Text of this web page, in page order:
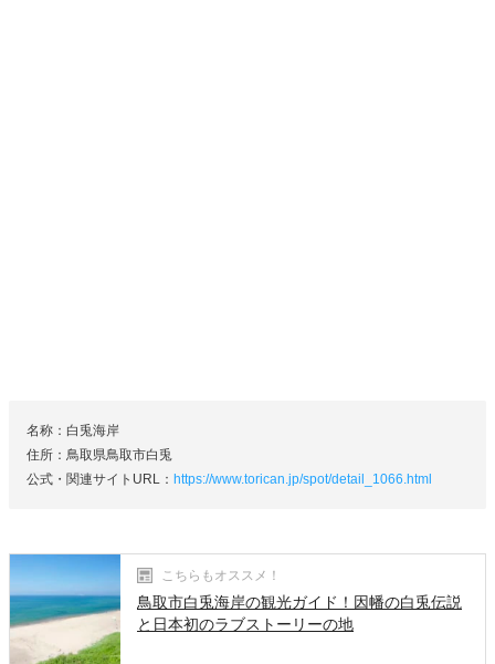
名称：白兎海岸
住所：鳥取県鳥取市白兎
公式・関連サイトURL： https://www.torican.jp/spot/detail_1066.html
こちらもオススメ！
鳥取市白兎海岸の観光ガイド！因幡の白兎伝説
と日本初のラブストーリーの地